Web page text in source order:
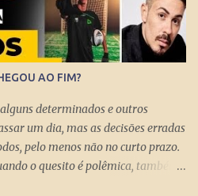
estava nas suas veias. Foi
estilo direto de fazer grandes
e o domínio de idiomas o colocou
matérias especiais para o Jornal
Até se tornar apresent...
AO FIM?
determinados e outros
um dia, mas as decisões erradas
pelo menos não no curto prazo.
o quesito é polêmica, também